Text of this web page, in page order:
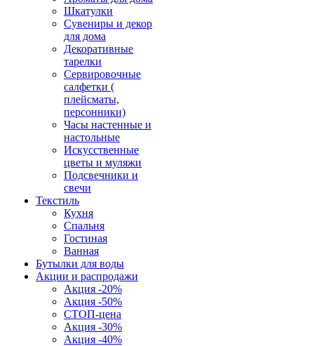
Шкатулки
Сувениры и декор
для дома
Декоративные
тарелки
Сервировочные
салфетки (
плейсматы,
персонники)
Часы настенные и
настольные
Искусственные
цветы и муляжи
Подсвечники и
свечи
Текстиль
Кухня
Спальня
Гостиная
Ванная
Бутылки для воды
Акции и распродажи
Акция -20%
Акция -50%
СТОП-цена
Акция -30%
Акция -40%